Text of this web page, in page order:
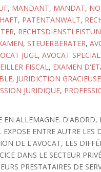
, MANDANT, MANDAT,
, PATENTANWALT,
,
, STEUERBERATER,
JUGE, AVOCAT
FISCAL, EXAMEN
, JURIDICTION GRACIEUSE
JURIDIQUE,
EN ALLEMAGNE. D'ABORD,
ENTRE AUTRE LES
DE L'AVOCAT, LES
DANS LE SECTEUR
PRESTATAIRES DE